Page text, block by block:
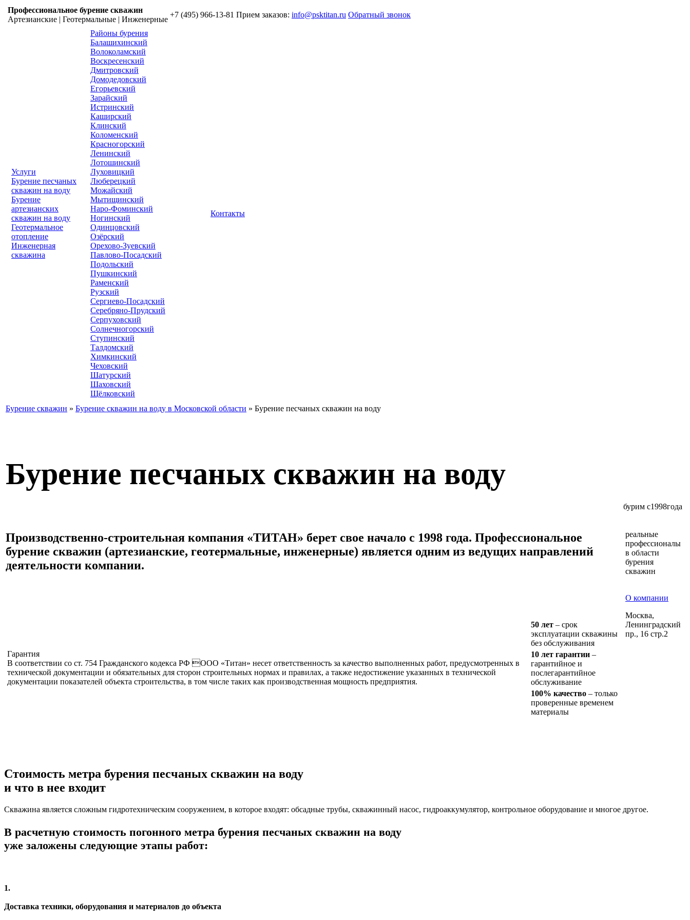
Профессиональное бурение скважин
Артезианские | Геотермальные | Инженерные
+7 (495) 966-13-81 Прием заказов: info@psktitan.ru Обратный звонок
Услуги
Бурение песчаных
скважин на воду
Бурение
артезианских
скважин на воду
Геотермальное
отопление
Инженерная
скважина
Районы бурения
Балашихинский
Волоколамский
Воскресенский
Дмитровский
Домодедовский
Егорьевский
Зарайский
Истринский
Каширский
Клинский
Коломенский
Красногорский
Ленинский
Лотошинский
Луховицкий
Люберецкий
Можайский
Мытищинский
Наро-Фоминский
Ногинский
Одинцовский
Озёрский
Орехово-Зуевский
Павлово-Посадский
Подольский
Пушкинский
Раменский
Рузский
Сергиево-Посадский
Серебряно-Прудский
Серпуховский
Солнечногорский
Ступинский
Талдомский
Химкинский
Чеховский
Шатурский
Шаховский
Щёлковский
Контакты
Бурение скважин » Бурение скважин на воду в Московской области » Бурение песчаных скважин на воду
Бурение песчаных скважин на воду
Производственно-строительная компания «ТИТАН» берет свое начало с 1998 года. Профессиональное
бурение скважин (артезианские, геотермальные, инженерные) является одним из ведущих направлений
деятельности компании.
Гарантия
В соответствии со ст. 754 Гражданского кодекса РФ ООО «Титан» несет ответственность за качество выполненных работ, предусмотренных в
технической документации и обязательных для сторон строительных нормах и правилах, а также недостижение указанных в технической
документации показателей объекта строительства, в том числе таких как производственная мощность предприятия.
50 лет – срок
эксплуатации скважины
без обслуживания
10 лет гарантии –
гарантийное и
послегарантийное
обслуживание
100% качество – только
проверенные временем
материалы
бурим с1998года
реальные
профессионалы
в области
бурения
скважин
О компании
Москва,
Ленинградский
пр., 16 стр.2
Стоимость метра бурения песчаных скважин на воду
и что в нее входит
Скважина является сложным гидротехническим сооружением, в которое входят: обсадные трубы, скважинный насос, гидроаккумулятор, контрольное оборудование и многое другое.
В расчетную стоимость погонного метра бурения песчаных скважин на воду
уже заложены следующие этапы работ:
1.
Доставка техники, оборудования и материалов до объекта